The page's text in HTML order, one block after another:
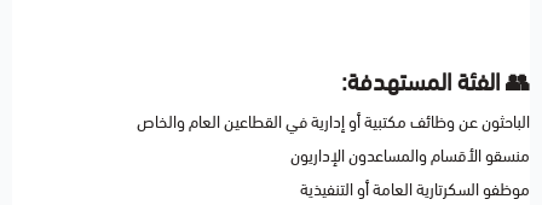
👥 الفئة المستهدفة:
الباحثون عن وظائف مكتبية أو إدارية في القطاعين العام والخاص
منسقو الأقسام والمساعدون الإداريون
موظفو السكرتارية العامة أو التنفيذية